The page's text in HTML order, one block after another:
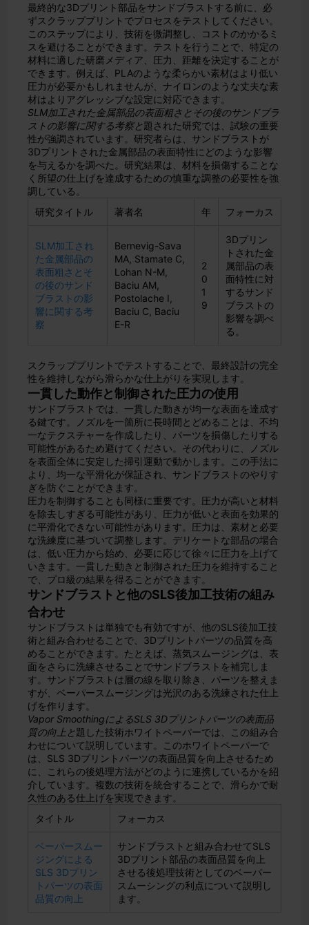
最終的な3Dプリント部品をサンドブラストする前に、必
ずスクラッププリントでプロセスをテストしてください。
このステップにより、技術を微調整し、コストのかかるミ
スを避けることができます。テストを行うことで、特定の
材料に適した研磨メディア、圧力、距離を決定することが
できます。例えば、PLAのような柔らかい素材はより低い
圧力が必要かもしれませんが、ナイロンのような丈夫な素
材はよりアグレッシブな設定に対応できます。
SLM加工された金属部品の表面粗さとその後のサンドブラ
ストの影響に関する考察と題された研究では、試験の重要
性が強調されています。研究者らは、サンドブラストが
3Dプリントされた金属部品の表面特性にどのような影響
を与えるかを調べた。研究結果は、材料を損傷することな
く所望の仕上げを達成するための慎重な調整の必要性を強
調している。
研究タイトル
著者名 年 フォーカス
SLM加工され
た金属部品の
表面粗さとそ
の後のサンド
ブラストの影
響に関する考
察
Bernevig-Sava
MA, Stamate C,
Lohan N-M,
Baciu AM,
Postolache I,
Baciu C, Baciu
E-R
2
0
1
9
3Dプリン
トされた金
属部品の表
面特性に対
するサンド
ブラストの
影響を調べ
る。
スクラッププリントでテストすることで、最終設計の完全
性を維持しながら滑らかな仕上がりを実現します。
一貫した動作と制御された圧力の使用
サンドブラストでは、一貫した動きが均一な表面を達成す
る鍵です。ノズルを一箇所に長時間とどめることは、不均
一なテクスチャーを作成したり、パーツを損傷したりする
可能性があるため避けてください。その代わりに、ノズル
を表面全体に安定した掃引運動で動かします。この手法に
より、均一な平滑化が保証され、サンドブラストのやりす
ぎを防ぐことができます。
圧力を制御することも同様に重要です。圧力が高いと材料
を除去しすぎる可能性があり、圧力が低いと表面を効果的
に平滑化できない可能性があります。圧力は、素材と必要
な洗練度に基づいて調整します。デリケートな部品の場合
は、低い圧力から始め、必要に応じて徐々に圧力を上げて
いきます。一貫した動きと制御された圧力を維持すること
で、プロ級の結果を得ることができます。
サンドブラストと他のSLS後加工技術の組み
合わせ
サンドブラストは単独でも有効ですが、他のSLS後加工技
術と組み合わせることで、3Dプリントパーツの品質を高
めることができます。たとえば、蒸気スムージングは、表
面をさらに洗練させることでサンドブラストを補完しま
す。サンドブラストは層の線を取り除き、パーツを整えま
すが、ベーパースムージングは光沢のある洗練された仕上
げを作ります。
Vapor SmoothingによるSLS 3Dプリントパーツの表面品
質の向上と題した技術ホワイトペーパーでは、この組み合
わせについて説明しています。このホワイトペーパーで
は、SLS 3Dプリントパーツの表面品質を向上させるため
に、これらの後処理方法がどのように連携しているかを紹
介しています。複数の技術を統合することで、滑らかで耐
久性のある仕上げを実現できます。
タイトル
フォーカス
ベーパースムー
ジングによる
SLS 3Dプリン
トパーツの表面
品質の向上
サンドブラストと組み合わせてSLS
3Dプリント部品の表面品質を向上
させる後処理技術としてのベーパー
スムーシングの利点について説明し
ます。